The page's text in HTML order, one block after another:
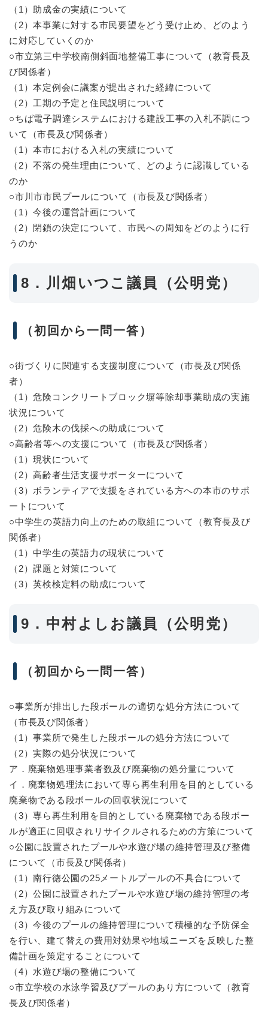
（1）助成金の実績について
（2）本事業に対する市民要望をどう受け止め、どのよう
に対応していくのか
○市立第三中学校南側斜面地整備工事について（教育長及
び関係者）
（1）本定例会に議案が提出された経緯について
（2）工期の予定と住民説明について
○ちば電子調達システムにおける建設工事の入札不調につ
いて（市長及び関係者）
（1）本市における入札の実績について
（2）不落の発生理由について、どのように認識している
のか
○市川市市民プールについて（市長及び関係者）
（1）今後の運営計画について
（2）閉鎖の決定について、市民への周知をどのように行
うのか
8．川畑いつこ議員（公明党）
（初回から一問一答）
○街づくりに関連する支援制度について（市長及び関係
者）
（1）危険コンクリートブロック塀等除却事業助成の実施
状況について
（2）危険木の伐採への助成について
○高齢者等への支援について（市長及び関係者）
（1）現状について
（2）高齢者生活支援サポーターについて
（3）ボランティアで支援をされている方への本市のサポ
ートについて
○中学生の英語力向上のための取組について（教育長及び
関係者）
（1）中学生の英語力の現状について
（2）課題と対策について
（3）英検検定料の助成について
9．中村よしお議員（公明党）
（初回から一問一答）
○事業所が排出した段ボールの適切な処分方法について
（市長及び関係者）
（1）事業所で発生した段ボールの処分方法について
（2）実際の処分状況について
ア．廃棄物処理事業者数及び廃棄物の処分量について
イ．廃棄物処理法において専ら再生利用を目的としている
廃棄物である段ボールの回収状況について
（3）専ら再生利用を目的としている廃棄物である段ボー
ルが適正に回収されリサイクルされるための方策について
○公園に設置されたプールや水遊び場の維持管理及び整備
について（市長及び関係者）
（1）南行徳公園の25メートルプールの不具合について
（2）公園に設置されたプールや水遊び場の維持管理の考
え方及び取り組みについて
（3）今後のプールの維持管理について積極的な予防保全
を行い、建て替えの費用対効果や地域ニーズを反映した整
備計画を策定することについて
（4）水遊び場の整備について
○市立学校の水泳学習及びプールのあり方について（教育
長及び関係者）